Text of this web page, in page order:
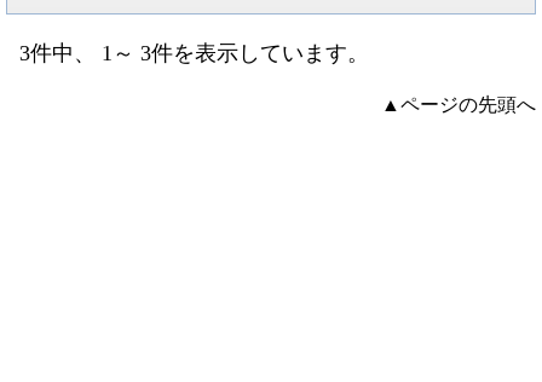
3件中、 1～ 3件を表示しています。
▲ページの先頭へ